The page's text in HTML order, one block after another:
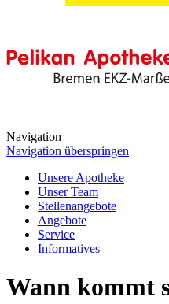
Navigation
Navigation überspringen
Unsere Apotheke
Unser Team
Stellenangebote
Angebote
Service
Informatives
Wann kommt